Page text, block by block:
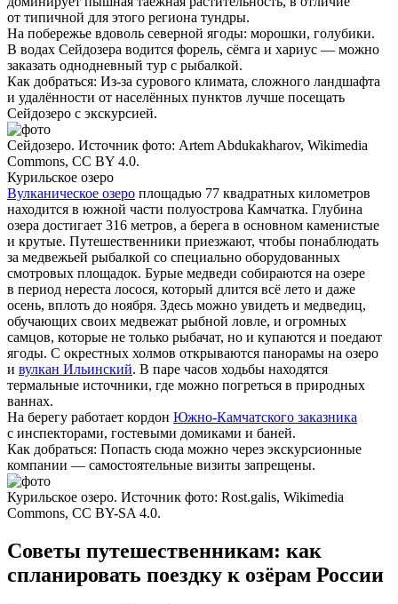
от типичной для этого региона тундры.
На побережье вдоволь северной ягоды: морошки, голубики.
В водах Сейдозера водится форель, сёмга и хариус — можно
заказать однодневный тур с рыбалкой.
Как добраться: Из-за сурового климата, сложного ландшафта
и удалённости от населённых пунктов лучше посещать
Сейдозеро с экскурсией.
Сейдозеро. Источник фото: Artem Abdukakharov, Wikimedia
Commons, CC BY 4.0.
Курильское озеро
Вулканическое озеро площадью 77 квадратных километров
находится в южной части полуострова Камчатка. Глубина
озера достигает 316 метров, а берега в основном каменистые
и крутые. Путешественники приезжают, чтобы понаблюдать
за медвежьей рыбалкой со специально оборудованных
смотровых площадок. Бурые медведи собираются на озере
в период нереста лосося, который длится всё лето и даже
осень, вплоть до ноября. Здесь можно увидеть и медведиц,
обучающих своих медвежат рыбной ловле, и огромных
самцов, которые не только рыбачат, но и купаются и поедают
ягоды. С окрестных холмов открываются панорамы на озеро
и вулкан Ильинский. В паре часов ходьбы находятся
термальные источники, где можно погреться в природных
ваннах.
На берегу работает кордон Южно-Камчатского заказника
с инспекторами, гостевыми домиками и баней.
Как добраться: Попасть сюда можно через экскурсионные
компании — самостоятельные визиты запрещены.
Курильское озеро. Источник фото: Rost.galis, Wikimedia
Commons, CC BY-SA 4.0.
Советы путешественникам: как
спланировать поездку к озёрам России